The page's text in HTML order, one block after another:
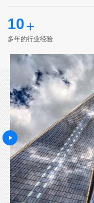
10+
多年的行业经验